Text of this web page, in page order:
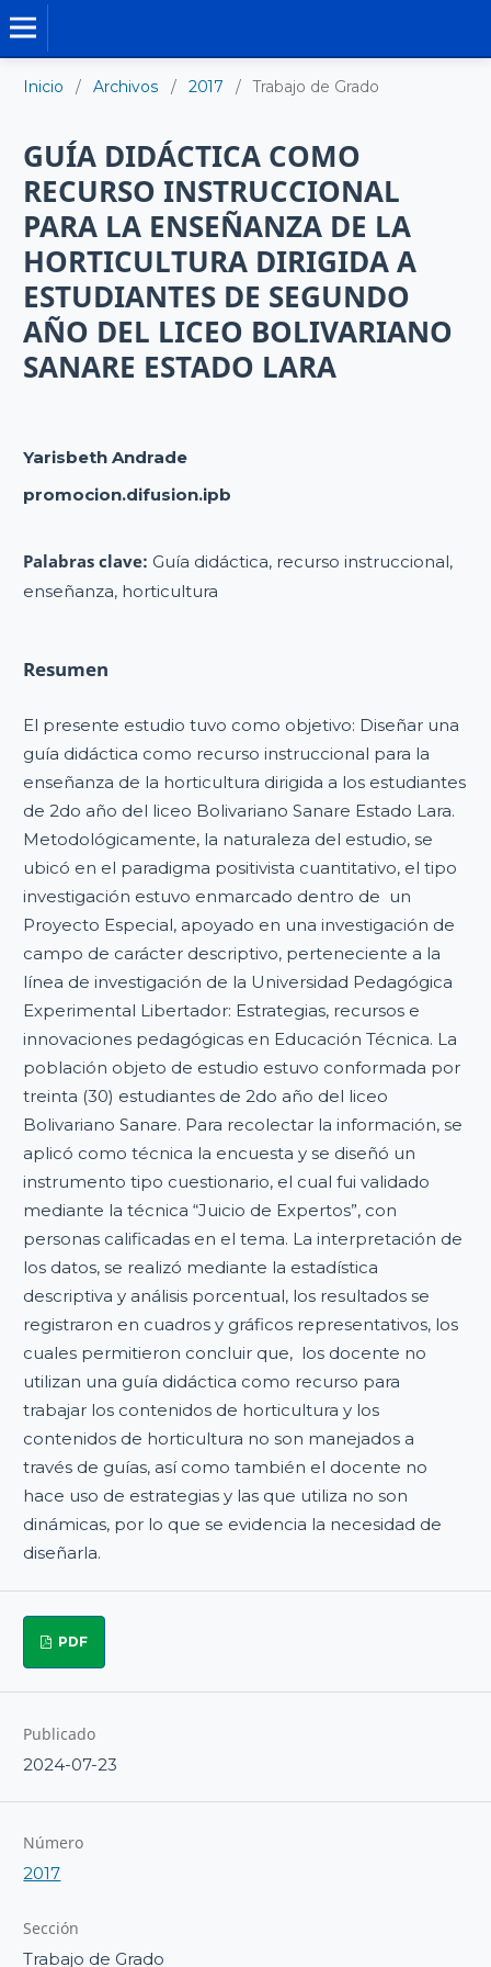
Inicio / Archivos / 2017 / Trabajo de Grado
GUÍA DIDÁCTICA COMO
RECURSO INSTRUCCIONAL
PARA LA ENSEÑANZA DE LA
HORTICULTURA DIRIGIDA A
ESTUDIANTES DE SEGUNDO
AÑO DEL LICEO BOLIVARIANO
SANARE ESTADO LARA
Yarisbeth Andrade
promocion.difusion.ipb
Palabras clave: Guía didáctica, recurso instruccional,
enseñanza, horticultura
Resumen
El presente estudio tuvo como objetivo: Diseñar una
guía didáctica como recurso instruccional para la
enseñanza de la horticultura dirigida a los estudiantes
de 2do año del liceo Bolivariano Sanare Estado Lara.
Metodológicamente, la naturaleza del estudio, se
ubicó en el paradigma positivista cuantitativo, el tipo
investigación estuvo enmarcado dentro de un
Proyecto Especial, apoyado en una investigación de
campo de carácter descriptivo, perteneciente a la
línea de investigación de la Universidad Pedagógica
Experimental Libertador: Estrategias, recursos e
innovaciones pedagógicas en Educación Técnica. La
población objeto de estudio estuvo conformada por
treinta (30) estudiantes de 2do año del liceo
Bolivariano Sanare. Para recolectar la información, se
aplicó como técnica la encuesta y se diseñó un
instrumento tipo cuestionario, el cual fui validado
mediante la técnica “Juicio de Expertos”, con
personas calificadas en el tema. La interpretación de
los datos, se realizó mediante la estadística
descriptiva y análisis porcentual, los resultados se
registraron en cuadros y gráficos representativos, los
cuales permitieron concluir que, los docente no
utilizan una guía didáctica como recurso para
trabajar los contenidos de horticultura y los
contenidos de horticultura no son manejados a
través de guías, así como también el docente no
hace uso de estrategias y las que utiliza no son
dinámicas, por lo que se evidencia la necesidad de
diseñarla.
PDF
Publicado
2024-07-23
Número
2017
Sección
Trabajo de Grado